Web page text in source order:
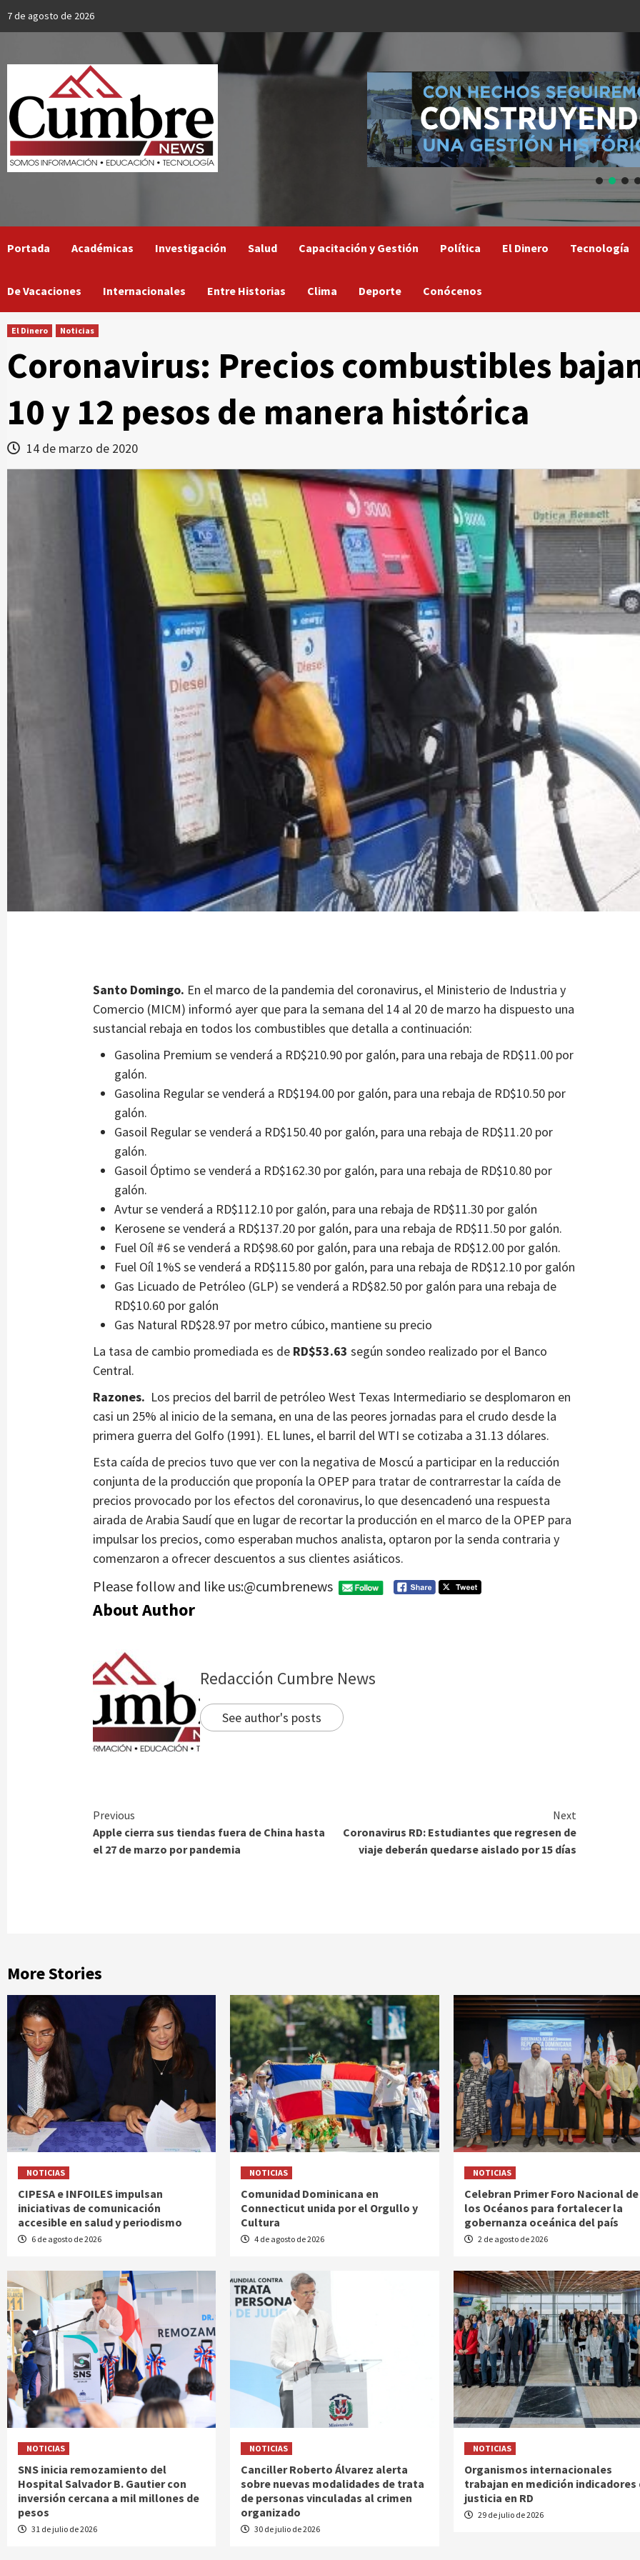
7 de agosto de 2026
Portada Académicas Investigación Salud Capacitación y Gestión Política El Dinero Tecnología
De Vacaciones Internacionales Entre Historias Clima Deporte Conócenos
El Dinero Noticias
Coronavirus: Precios combustibles
10 y 12 pesos de manera histórica
14 de marzo de 2020
Santo Domingo. En el marco de la pandemia del coronavirus, el Ministerio de Industria y
Comercio (MICM) informó ayer que para la semana del 14 al 20 de marzo ha dispuesto una
sustancial rebaja en todos los combustibles que detalla a continuación:
Gasolina Premium se venderá a RD$210.90 por galón, para una rebaja de RD$11.00 por
galón.
Gasolina Regular se venderá a RD$194.00 por galón, para una rebaja de RD$10.50 por
galón.
Gasoil Regular se venderá a RD$150.40 por galón, para una rebaja de RD$11.20 por
galón.
Gasoil Óptimo se venderá a RD$162.30 por galón, para una rebaja de RD$10.80 por
galón.
Avtur se venderá a RD$112.10 por galón, para una rebaja de RD$11.30 por galón
Kerosene se venderá a RD$137.20 por galón, para una rebaja de RD$11.50 por galón.
Fuel Oíl #6 se venderá a RD$98.60 por galón, para una rebaja de RD$12.00 por galón.
Fuel Oíl 1%S se venderá a RD$115.80 por galón, para una rebaja de RD$12.10 por galón
Gas Licuado de Petróleo (GLP) se venderá a RD$82.50 por galón para una rebaja de
RD$10.60 por galón
Gas Natural RD$28.97 por metro cúbico, mantiene su precio
La tasa de cambio promediada es de RD$53.63según sondeo realizado por el Banco
Central.
Razones. Los precios del barril de petróleo West Texas Intermediario se desplomaron en
casi un 25% al inicio de la semana, en una de las peores jornadas para el crudo desde la
primera guerra del Golfo (1991). EL lunes, el barril del WTI se cotizaba a 31.13 dólares.
Esta caída de precios tuvo que ver con la negativa de Moscú a participar en la reducción
conjunta de la producción que proponía la OPEP para tratar de contrarrestar la caída de
precios provocado por los efectos del coronavirus, lo que desencadenó una respuesta
airada de Arabia Saudí que en lugar de recortar la producción en el marco de la OPEP para
impulsar los precios, como esperaban muchos analista, optaron por la senda contraria y
comenzaron a ofrecer descuentos a sus clientes asiáticos.
Please follow and like us:@cumbrenews
About Author
Redacción Cumbre News
See author's posts
Continue
Reading
Previous
Apple cierra sus tiendas fuera de China hasta
el 27 de marzo por pandemia
Next
Coronavirus RD: Estudiantes que regresen de
viaje deberán quedarse aislado por 15 días
More Stories
NOTICIAS
CIPESA e INFOILES impulsan
iniciativas de comunicación
accesible en salud y periodismo
6 de agosto de 2026
NOTICIAS
Comunidad Dominicana en
Connecticut unida por el Orgullo y
Cultura
4 de agosto de 2026
NOTICIAS
Celebran Primer Foro Nacional de
los Océanos para fortalecer la
gobernanza oceánica del país
2 de agosto de 2026
NOTICIAS
SNS inicia remozamiento del
Hospital Salvador B. Gautier con
inversión cercana a mil millones de
pesos
31 de julio de 2026
NOTICIAS
Canciller Roberto Álvarez alerta
sobre nuevas modalidades de trata
de personas vinculadas al crimen
organizado
30 de julio de 2026
NOTICIAS
Organismos internacionales
trabajan en medición indicadores
justicia en RD
29 de julio de 2026